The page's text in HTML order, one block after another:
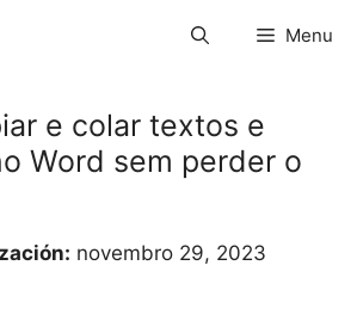
Menu
e colar textos e
Word sem perder o
novembro 29, 2023